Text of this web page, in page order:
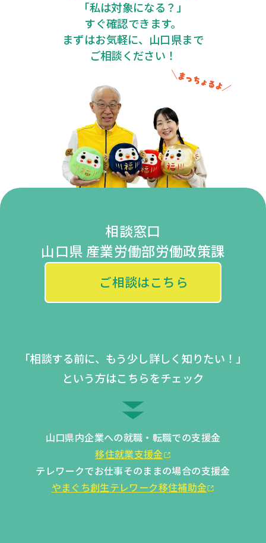
「私は対象になる？」
すぐ確認できます。
まずはお気軽に、山口県まで
ご相談ください！
相談窓口
山口県 産業労働部労働政策課
ご相談はこちら
「相談する前に、もう少し詳しく知りたい！」
という方はこちらをチェック
山口県内企業への就職・転職での支援金
移住就業支援金
テレワークでお仕事そのままの場合の支援金
やまぐち創生テレワーク移住補助金